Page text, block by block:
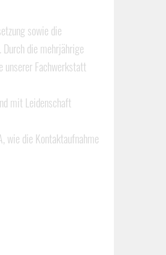
sowie die
die mehrjährige
unserer Fachwerkstatt
mit Leidenschaft
wie die Kontaktaufnahme